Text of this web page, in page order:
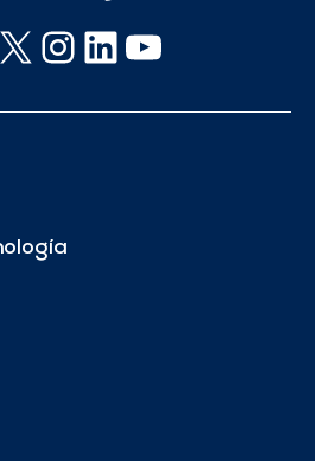
X Instagram
Linkedin
Youtube